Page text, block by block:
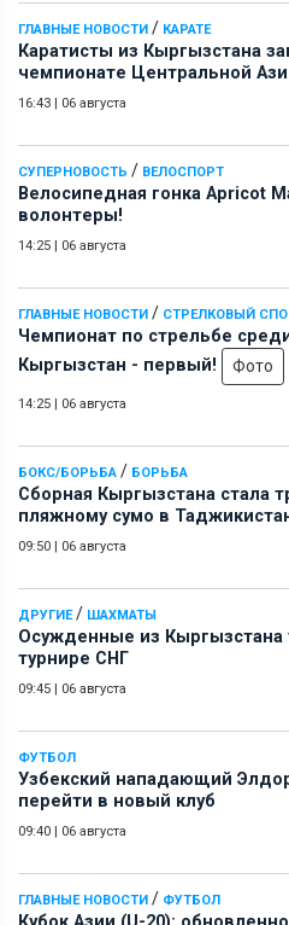
ГЛАВНЫЕ НОВОСТИ / КАРАТЕ
Каратисты из Кыргызстана
чемпионате Центральной
16:43 06 августа
СУПЕРНОВОСТЬ / ВЕЛОСПОРТ
Велосипедная гонка Apricot
волонтеры!
14:25 06 августа
ГЛАВНЫЕ НОВОСТИ / СТРЕЛКОВЫЙ
Чемпионат по стрельбе
Кыргызстан - первый!
Фото
14:25 06 августа
БОКС/БОРЬБА / БОРЬБА
Сборная Кыргызстана стала
пляжному сумо в
09:50 06 августа
ДРУГИЕ/ ШАХМАТЫ
Осужденные из Кыргызстана
турнире СНГ
09:45 06 августа
ФУТБОЛ
Узбекский нападающий
перейти в новый клуб
09:40 06 августа
ГЛАВНЫЕ НОВОСТИ / ФУТБОЛ